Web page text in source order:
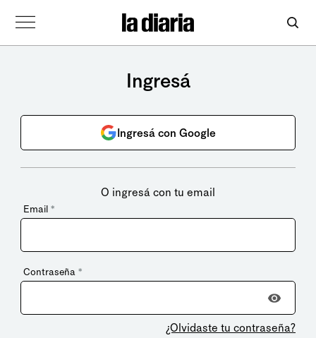
Ingresá
Ingresá con Google
O ingresá con tu email
Email *
Contraseña *
¿Olvidaste tu contraseña?